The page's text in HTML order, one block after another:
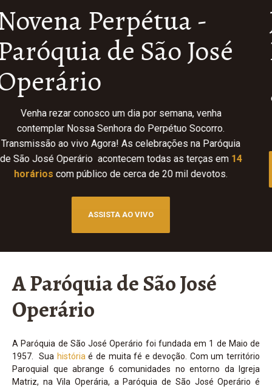
Juventude
Redentorista
A Juventude Missionária Redentorista (JUMIRE) busca
evangelizar através da ação missionária dos jovens, visto
que as novas gerações têm a capacidade de gestar o
novo.
JUNTE-SE A NÓS!
A Paróquia de São José
Operário
A Paróquia de São José Operário foi fundada em 1 de Maio de
1957. Sua
história
Paroquial que abrange 6 comunidades no entorno da Igreja
administrada pelos padres Redentoristas.
Em sua estrutura, além das 5 capelas instaladas nas
comunidades e da Igreja Matriz , também está o Centro de
Formação São José Operário e a Casa Paroquial que abriga os